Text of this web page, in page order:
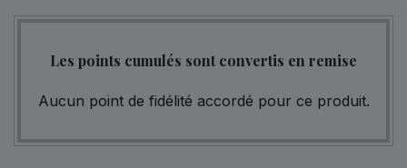
Les points cumulés sont convertis en remise
Aucun point de fidélité accordé pour ce produit.